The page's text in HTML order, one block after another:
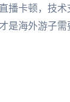
播卡顿，技
是海外游子